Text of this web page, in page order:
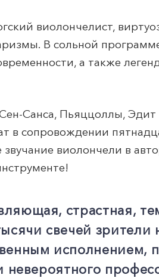
виолончелист,
В сольной
а также
Санса, Пьяццоллы,
в сопровождении
виолончели в
страстная,
свечей зрители
исполнением,
невероятного